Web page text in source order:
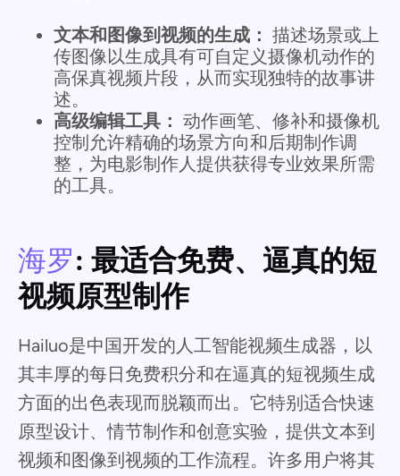
文本和图像到视频的生成： 描述场景或上
传图像以生成具有可自定义摄像机动作的
高保真视频片段，从而实现独特的故事讲
述。
高级编辑工具： 动作画笔、修补和摄像机
控制允许精确的场景方向和后期制作调
整，为电影制作人提供获得专业效果所需
的工具。
海罗: 最适合免费、逼真的短
视频原型制作
Hailuo是中国开发的人工智能视频生成器，以
其丰厚的每日免费积分和在逼真的短视频生成
方面的出色表现而脱颖而出。它特别适合快速
原型设计、情节制作和创意实验，提供文本到
视频和图像到视频的工作流程。许多用户将其